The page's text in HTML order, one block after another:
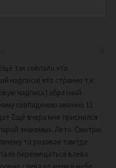
так совпало что
надписи( что странно т.к
надпись) обратный
совпадению именно 11
Ещё вчера мне приснился
знакомых. Лето. Смотрю
то розовое там где
перемещаться влево